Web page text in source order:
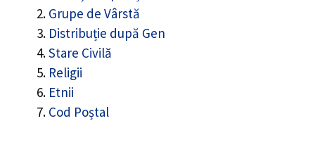
Grupe de Vârstă
Distribuție după Gen
Stare Civilă
Religii
Etnii
Cod Poștal